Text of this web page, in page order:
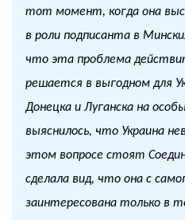
тот момент, когда она
в роли подписанта в
что эта проблема
решается в выгодном для
Донецка и Луганска на
выяснилось, что Украина
этом вопросе стоят
сделала вид, что она с
заинтересована только в